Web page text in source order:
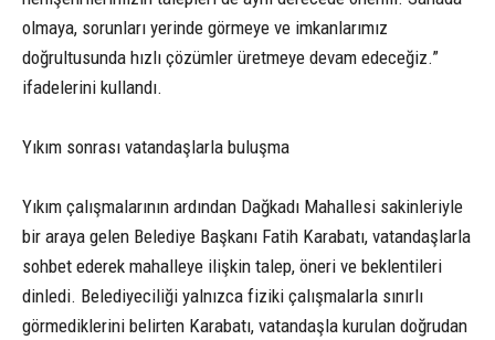
olmaya, sorunları yerinde görmeye ve imkanlarımız
doğrultusunda hızlı çözümler üretmeye devam edeceğiz.”
ifadelerini kullandı.
Yıkım sonrası vatandaşlarla buluşma
Yıkım çalışmalarının ardından Dağkadı Mahallesi sakinleriyle
bir araya gelen Belediye Başkanı Fatih Karabatı, vatandaşlarla
sohbet ederek mahalleye ilişkin talep, öneri ve beklentileri
dinledi. Belediyeciliği yalnızca fiziki çalışmalarla sınırlı
görmediklerini belirten Karabatı, vatandaşla kurulan doğrudan